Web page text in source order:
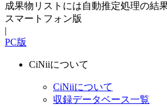
成果物リストには自動推定処理の結
スマートフォン版
|
PC版
CiNiiについて
CiNiiについて
収録データベース一覧